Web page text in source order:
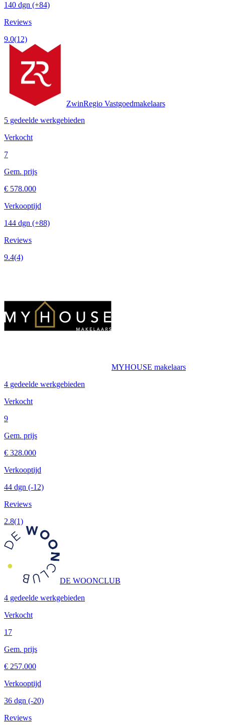
140 dgn (+84)
Reviews
9.0(12)
ZwinRegio Vastgoedmakelaars
5 gedeelde werkgebieden
Verkocht
7
Gem. prijs
€ 578.000
Verkooptijd
144 dgn (+88)
Reviews
9.4(4)
MYHOUSE makelaars
4 gedeelde werkgebieden
Verkocht
9
Gem. prijs
€ 328.000
Verkooptijd
44 dgn (-12)
Reviews
2.8(1)
DE WOONCLUB
4 gedeelde werkgebieden
Verkocht
17
Gem. prijs
€ 257.000
Verkooptijd
36 dgn (-20)
Reviews